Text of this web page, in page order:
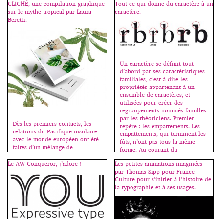
collaboration avec la nouvelle
rédactrice en chef du magazine,
Hanya Yanagihara. La densité du
texte induit des pages fortement
construites, qui s’appuient sur
les créations de caractères de la
Fonderie Commercial Type, […]
guide pratique pour découvrir
l’histoire de la typographie et se
familiariser avec les règles
d’usage. Il est accompagné d’un
site internet qui reprend une
partie de l’ouvrage et offre ainsi
CLICHÉ, une compilation graphique
sur le mythe tropical par Laura
Beretti.
Dès les premiers contacts, les
relations du Pacifique insulaire
avec le monde européen ont été
faites d’un mélange de
fascination et de méfiance. Les
mythes, noirs ou blancs,
circulaient, mais s’il était une
dimension qui manquait trop
souvent aux images véhiculées
sur cette partie du monde,
c’était bien celle de la
compréhension. Projections
Tout ce qui donne du caractère à un
caractère.
Un caractère se définit tout
d’abord par ses caractéristiques
familiales, c’est-à-dire les
propriétés appartenant à un
ensemble de caractères, et
utilisées pour créer des
regroupements nommés familles
par les théoriciens. Premier
repère : les empattements. Les
empattements, qui terminent les
fûts, n’ont pas tous la même
forme. Au courant du
XIXe siècle, ils ont commencé à
disparaître. […]
Le AW Conqueror, j’adore !
Les petites animations imaginées
par Thomas Sipp pour France
Culture pour s’initier à l’histoire de
la typographie et à ses usages.